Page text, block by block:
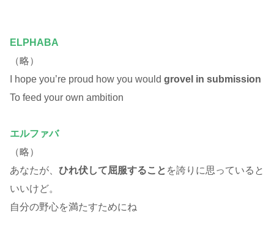
ELPHABA
（略）
I hope you’re proud how you would grovel in submission
To feed your own ambition
エルファバ
（略）
あなたが、 ひれ伏して屈服すること を誇りに思っていると
いいけど。
自分の野心を満たすためにね